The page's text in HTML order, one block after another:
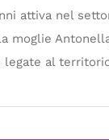
attiva nel
moglie
legate al